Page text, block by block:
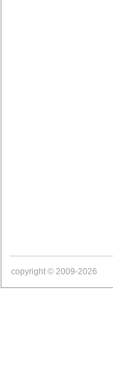
copyright © 2009-2026